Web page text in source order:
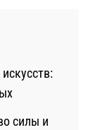
силы и